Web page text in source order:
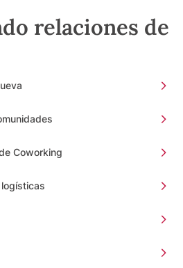
relaciones de
Coworking